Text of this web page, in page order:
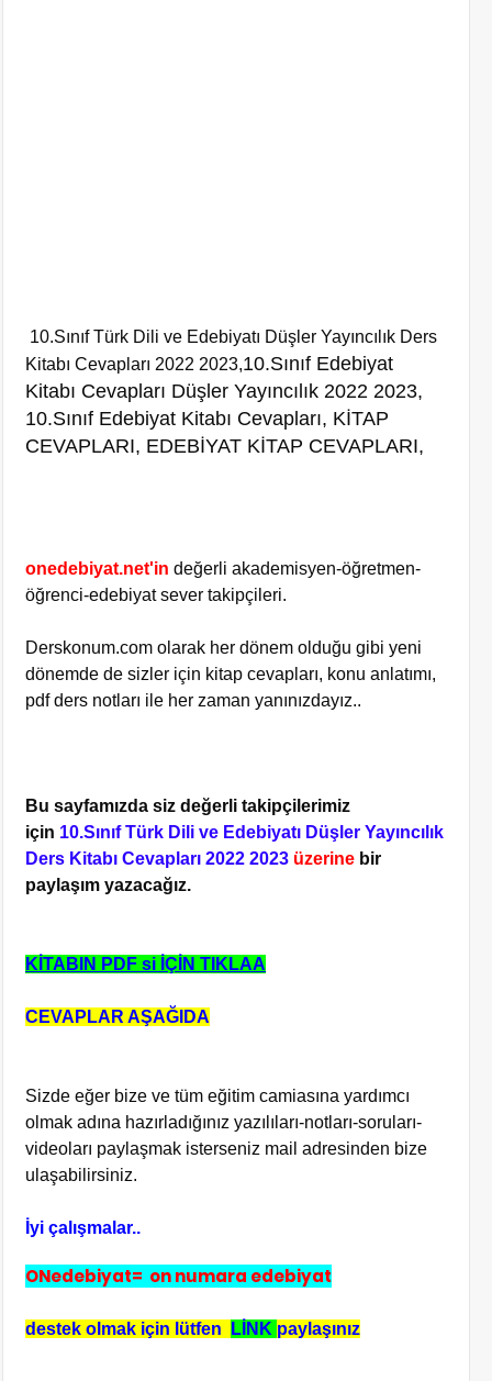
10.Sınıf Türk Dili ve Edebiyatı Düşler Yayıncılık Ders
Kitabı Cevapları 2022 2023,10.Sınıf Edebiyat
Kitabı Cevapları Düşler Yayıncılık 2022 2023,
10.Sınıf Edebiyat Kitabı Cevapları, KİTAP
CEVAPLARI, EDEBİYAT KİTAP CEVAPLARI,
onedebiyat.net'in değerli akademisyen-öğretmen-
öğrenci-edebiyat sever takipçileri.
Derskonum.com olarak her dönem olduğu gibi yeni
dönemde de sizler için kitap cevapları, konu anlatımı,
pdf ders notları ile her zaman yanınızdayız..
Bu sayfamızda siz değerli takipçilerimiz
için 10.Sınıf Türk Dili ve Edebiyatı Düşler Yayıncılık
Ders Kitabı Cevapları 2022 2023 üzerine bir
paylaşım yazacağız.
KİTABIN PDF si İÇİN TIKLAA
CEVAPLAR AŞAĞIDA
Sizde eğer bize ve tüm eğitim camiasına yardımcı
olmak adına hazırladığınız yazılıları-notları-soruları-
videoları paylaşmak isterseniz mail adresinden bize
ulaşabilirsiniz.
İyi çalışmalar..
ONedebiyat= on numara edebiyat
destek olmak için lütfen LİNK paylaşınız